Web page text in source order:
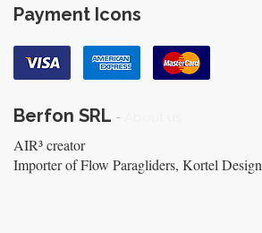
Payment Icons
Berfon SRL -
AIR³ creator
Importer of Flow Paragliders, Kortel Design